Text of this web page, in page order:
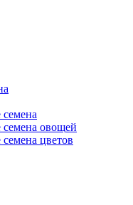
овощей
цветов